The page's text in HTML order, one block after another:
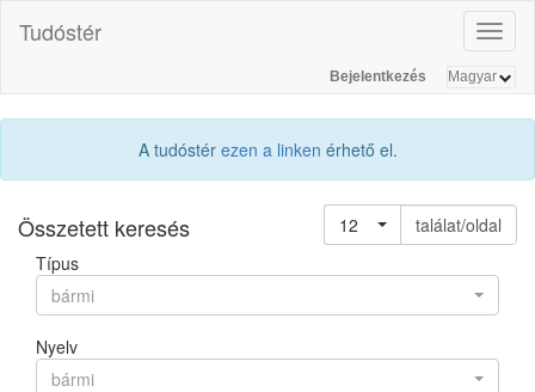
Tudóstér
Bejelentkezés
A tudóstér ezen a linken érhető el.
Összetett keresés 12
találat/oldal
Típus
bármi
Nyelv
bármi